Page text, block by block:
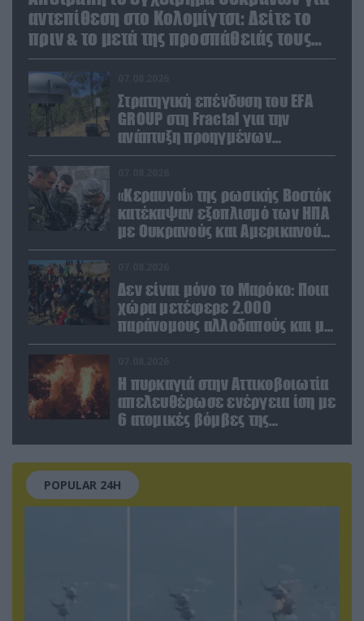
αντεπίθεση στο Κολομίγτσι: Δείτε το
πριν & το μετά της προσπάθειάς τους
(βίντεο)
Στρατηγική επένδυση του EFA
GROUP στη Fractal για την
ανάπτυξη προηγμένων
αμυντικών τεχνολογιών σε
«Κεραυνοί» της ρωσικής Βοστόκ
κατέκαψαν εξοπλισμό των ΗΠΑ
με Ουκρανούς και Αμερικανούς
μισθοφόρους – Δείτε βίντεο
Δεν είναι μόνο το Μαρόκο: Ποια
χώρα μετέφερε 2.000
παράνομους αλλοδαπούς και με
ναρκωτικά στην Ισπανία
Η πυρκαγιά στην Αττικοβοιωτία
απελευθέρωσε ενέργεια ίση με
6 ατομικές βόμβες της
POPULAR 24H